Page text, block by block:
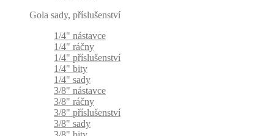
Gola sady, příslušenství
1/4" nástavce
1/4" ráčny
1/4" příslušenství
1/4" bity
1/4" sady
3/8" nástavce
3/8" ráčny
3/8" příslušenství
3/8" sady